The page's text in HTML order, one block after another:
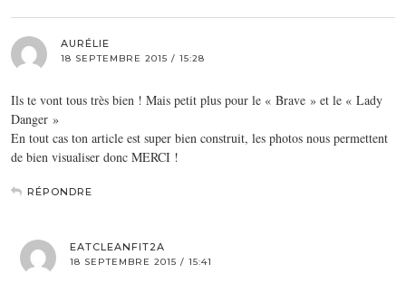
AURÉLIE
18 SEPTEMBRE 2015 / 15:28
Ils te vont tous très bien ! Mais petit plus pour le « Brave » et le « Lady
Danger »
En tout cas ton article est super bien construit, les photos nous permettent
de bien visualiser donc MERCI !
RÉPONDRE
EATCLEANFIT2A
18 SEPTEMBRE 2015 / 15:41